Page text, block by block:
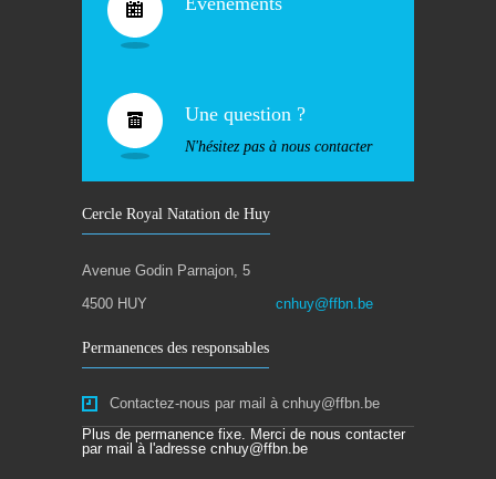
Une question ?
N'hésitez pas à nous contacter
Cercle Royal Natation de Huy
Avenue Godin Parnajon, 5
4500 HUY
cnhuy@ffbn.be
Permanences des responsables
Contactez-nous par mail à cnhuy@ffbn.be
Plus de permanence fixe. Merci de nous contacter
par mail à l'adresse cnhuy@ffbn.be